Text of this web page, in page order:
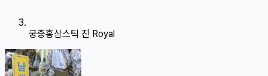
궁중홍삼스틱 진 Royal